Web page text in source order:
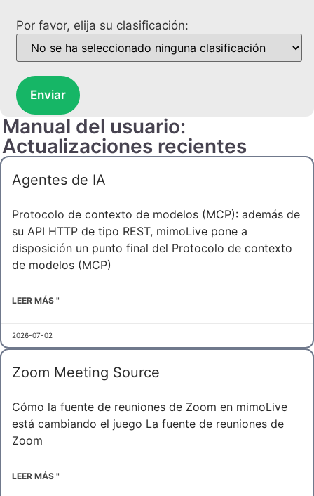
Por favor, elija su clasificación:
Enviar
Manual del usuario:
Actualizaciones recientes
Agentes de IA
Protocolo de contexto de modelos (MCP): además de
su API HTTP de tipo REST, mimoLive pone a
disposición un punto final del Protocolo de contexto
de modelos (MCP)
LEER MÁS "
2026-07-02
Zoom Meeting Source
Cómo la fuente de reuniones de Zoom en mimoLive
está cambiando el juego La fuente de reuniones de
Zoom
LEER MÁS "